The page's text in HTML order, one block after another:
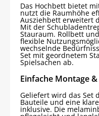
Das Hochbett bietet
nutzt die Raumhöhe
Ausziehbett erweitert
Mit der
Stauraum. Rollbett
flexible
wechselnde
Set mit geordnetem
Spielsachen ab.
Einfache Montage
Geliefert wird das Set
Bauteile und eine
inklusive. Die